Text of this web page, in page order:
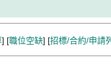
] [職位空缺] [招標/合約/申請